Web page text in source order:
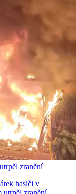
zranění
hasiči v